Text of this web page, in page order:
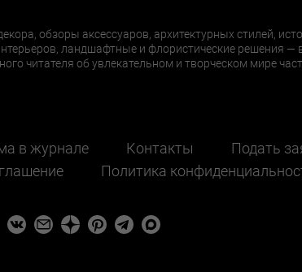
обзоры аксессуаров, архитектурных стилей,
ландшафтные и флористические решения —
читателя об увлекательном и творческом мире
в журнале Контакты
Подать
Политика